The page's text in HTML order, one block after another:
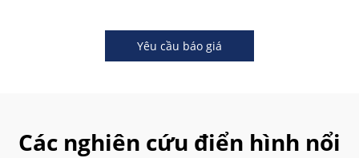
Yêu cầu báo giá
Các nghiên cứu điển hình nổi